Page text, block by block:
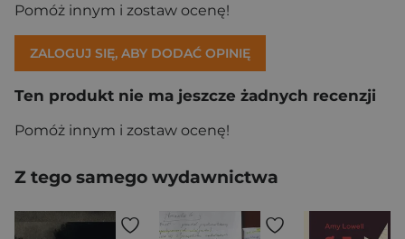
Pomóż innym i zostaw ocenę!
ZALOGUJ SIĘ, ABY DODAĆ OPINIĘ
Ten produkt nie ma jeszcze żadnych recenzji
Pomóż innym i zostaw ocenę!
Z tego samego wydawnictwa